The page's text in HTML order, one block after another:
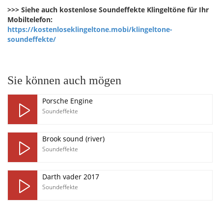
>>> Siehe auch kostenlose Soundeffekte Klingeltöne für Ihr
Mobiltelefon:
https://kostenloseklingeltone.mobi/klingeltone-
soundeffekte/
Sie können auch mögen
Porsche Engine
Soundeffekte
Brook sound (river)
Soundeffekte
Darth vader 2017
Soundeffekte